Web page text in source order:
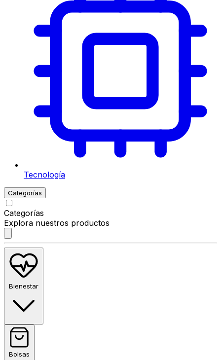
Tecnología
Categorías
Categorías
Explora nuestros productos
Bienestar
Bolsas